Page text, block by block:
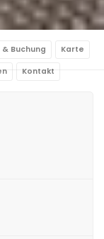
Buchung Karte
Kontakt